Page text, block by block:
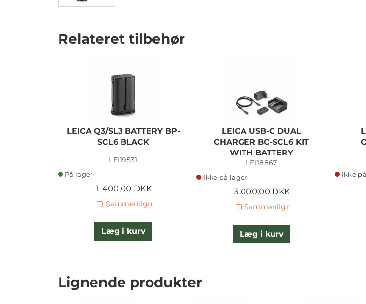
Relateret tilbehør
LEICA Q3/SL3 BATTERY BP-
SCL6 BLACK
LEI19531
På lager
1.400,00 DKK
Sammenlign
Læg i kurv
LEICA USB-C DUAL
CHARGER BC-SCL6 KIT
WITH BATTERY
LEI18867
Ikke på lager
3.000,00 DKK
Sammenlign
Læg i kurv
Ikke
Lignende produkter